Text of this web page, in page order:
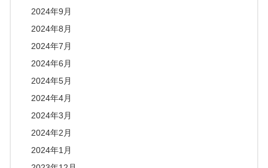
2024年9月
2024年8月
2024年7月
2024年6月
2024年5月
2024年4月
2024年3月
2024年2月
2024年1月